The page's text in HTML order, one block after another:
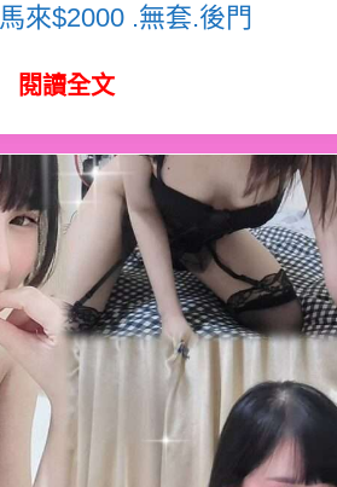
馬來$2000 .無套.後門
閱讀全文